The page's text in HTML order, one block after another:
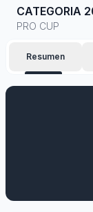
CATEGORIA
PRO CUP
Resumen